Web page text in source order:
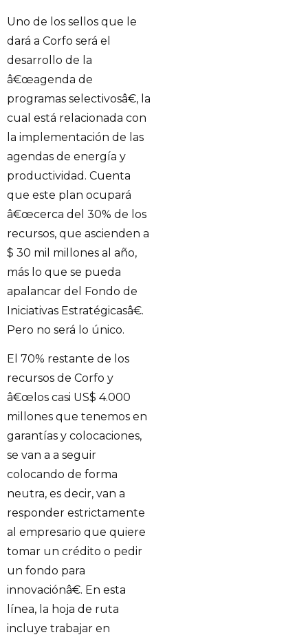
Uno de los sellos que le
dará a Corfo será el
desarrollo de la
â€œagenda de
programas selectivosâ€, la
cual está relacionada con
la implementación de las
agendas de energía y
productividad. Cuenta
que este plan ocupará
â€œcerca del 30% de los
recursos, que ascienden a
$ 30 mil millones al año,
más lo que se pueda
apalancar del Fondo de
Iniciativas Estratégicasâ€.
Pero no será lo único.
El 70% restante de los
recursos de Corfo y
â€œlos casi US$ 4.000
millones que tenemos en
garantías y colocaciones,
se van a a seguir
colocando de forma
neutra, es decir, van a
responder estrictamente
al empresario que quiere
tomar un crédito o pedir
un fondo para
innovaciónâ€. En esta
línea, la hoja de ruta
incluye trabajar en